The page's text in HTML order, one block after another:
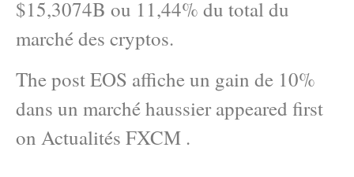
$15,3074B ou 11,44% du total du
marché des cryptos.
The post EOS affiche un gain de 10%
dans un marché haussier appeared first
on Actualités FXCM .